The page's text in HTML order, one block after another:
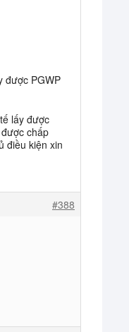
được PGWP
lấy được
chấp
điều kiện xin
#388